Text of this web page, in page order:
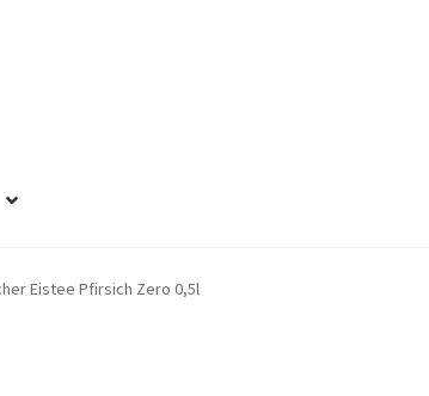
Herzlich Willkommen
Eistee Pfirsich Zero 0,5l